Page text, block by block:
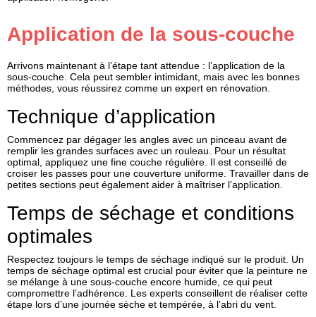
Application de la sous-couche
Arrivons maintenant à l’étape tant attendue : l’application de la
sous-couche. Cela peut sembler intimidant, mais avec les bonnes
méthodes, vous réussirez comme un expert en rénovation.
Technique d’application
Commencez par dégager les angles avec un pinceau avant de
remplir les grandes surfaces avec un rouleau. Pour un résultat
optimal, appliquez une fine couche régulière. Il est conseillé de
croiser les passes pour une couverture uniforme. Travailler dans de
petites sections peut également aider à maîtriser l’application.
Temps de séchage et conditions
optimales
Respectez toujours le temps de séchage indiqué sur le produit. Un
temps de séchage optimal est crucial pour éviter que la peinture ne
se mélange à une sous-couche encore humide, ce qui peut
compromettre l’adhérence. Les experts conseillent de réaliser cette
étape lors d’une journée sèche et tempérée, à l’abri du vent.